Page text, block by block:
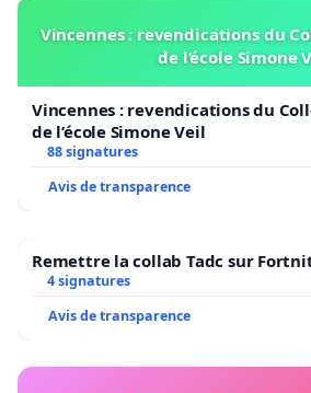
Vincennes : revendications du
de l’école Simone
Vincennes : revendications du
de l’école Simone Veil
88 signatures
Avis de transparence
Remettre la collab Tadc sur
4 signatures
Avis de transparence